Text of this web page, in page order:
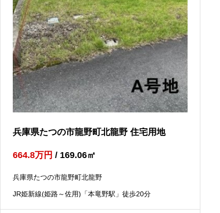
兵庫県たつの市龍野町北龍野 住宅用地
664.8万円 / 169.06㎡
兵庫県たつの市龍野町北龍野
JR姫新線(姫路～佐用)「本竜野駅」徒歩20分